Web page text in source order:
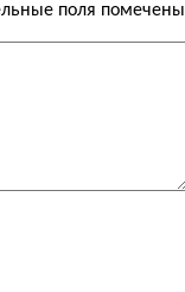
поля помечены